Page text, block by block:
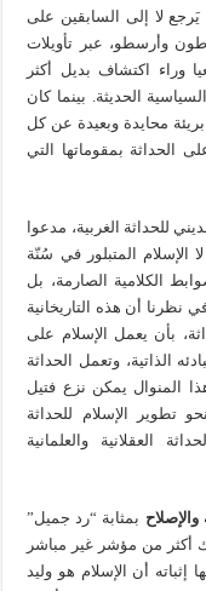
لا إلى السابقين على
وأرسطو، عبر تأويلات
وراء اكتشاف بديل أكثر
الحديثة. بينما كان
محايدة وبعيدة عن كل
الحداثة بمقوماتها التي
للحداثة الغربية، مدعوا
الإسلام المتبلور في سُنّة
الكلامية الصارمة، بل
نظرنا أن هذه التاريخانية
بأن يعمل الإسلام على
الذاتية، وتعمل الحداثة
المنوال يمكن نزع فتيل
تطوير الإسلام للحداثة
العقلانية والعلمانية
والإصلاح بمثابة “رد جميل”
أكثر من مؤشر غير مباشر
أن الإسلام هو وليد